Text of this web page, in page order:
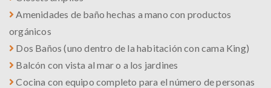
Amenidades de baño hechas a mano con productos
orgánicos
Dos Baños (uno dentro de la habitación con cama King)
Balcón con vista al mar o a los jardines
Cocina con equipo completo para el número de personas